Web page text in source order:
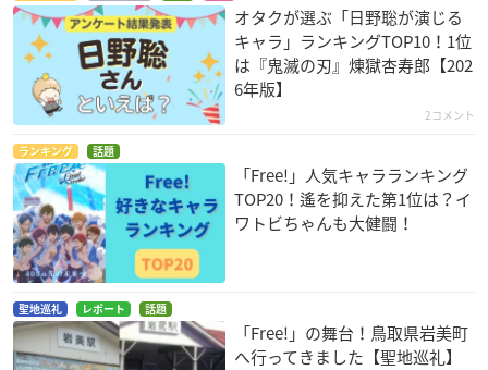
オタクが選ぶ「日野聡が演じる
キャラ」ランキングTOP10！1位
は『鬼滅の刃』煉󠄁獄杏寿郎【202
6年版】
2コメント
ランキング 話題
「Free!」人気キャラランキング
TOP20！遙を抑えた第1位は？イ
ワトビちゃんも大健闘！
聖地巡礼 レポート 話題
「Free!」の舞台！鳥取県岩美町
へ行ってきました【聖地巡礼】